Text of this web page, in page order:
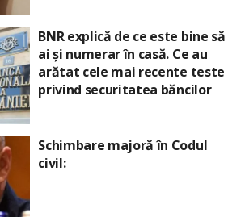
BNR explică de ce este bine să
ai și numerar în casă. Ce au
arătat cele mai recente teste
privind securitatea băncilor
Schimbare majoră în Codul
civil: